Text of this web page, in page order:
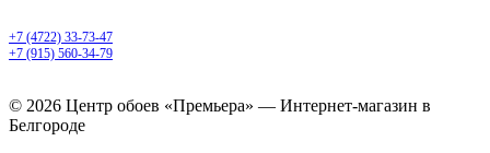
+7 (4722) 33-73-47
+7 (915) 560-34-79
© 2026 Центр обоев «Премьера» — Интернет-магазин в
Белгороде